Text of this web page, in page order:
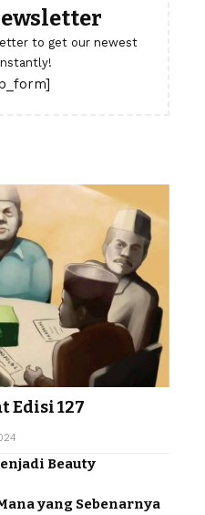
to get our newest
Edisi 127
Beauty
yang Sebenarnya